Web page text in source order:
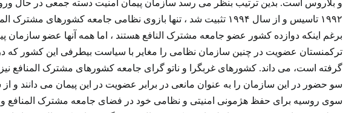
و بلاروس است. بدین ترتیب بنظر می رسد سازمان پیمان امنیت دسته جمعی در حال
۱۹۹۲ تاسیس و از سال ۱۹۹۴ تثبیت شد ، تنها بازوی نظامی جامعه
برغم اینکه دوازده کشور عضو جامعه مشترک النافع هستند ، اما همه آنها عضو سازمان
گرفته است، می داند. کشورهای غربگرا و ناتو گرای جامعه کشورهای مشترک المنافع
سو حضور در این سازمان را به عنوان مانعی در برابر عضویت در این پیمان می دانند و
سوی روسیه برای حفظ هژمونی امنیتی و نظامی خود در فضای جامعه مشترک المنافع و